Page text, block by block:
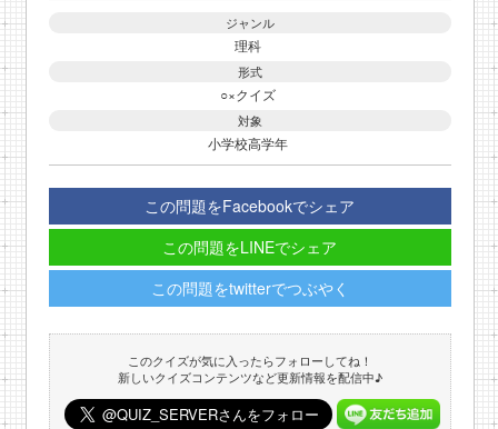
ジャンル
理科
形式
○×クイズ
対象
小学校高学年
この問題をFacebookでシェア
この問題をLINEでシェア
この問題をtwitterでつぶやく
このクイズが気に入ったらフォローしてね！
新しいクイズコンテンツなど更新情報を配信中♪